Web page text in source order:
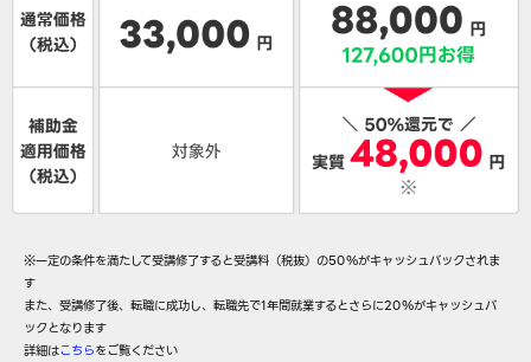
※一定の条件を満たして受講修了すると受講料（税抜）の50％がキャッシュバックされま
す
また、受講修了後、転職に成功し、転職先で1年間就業するとさらに20％がキャッシュバ
ックとなります
詳細はこちらをご覧ください